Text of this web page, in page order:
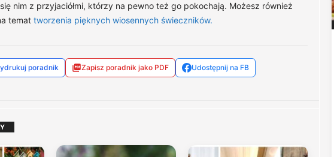
nim z przyjaciółmi, którzy na pewno też go pokochają. Możesz również
temat tworzenia pięknych wiosennych świeczników.
poradnik Zapisz poradnik jako PDF Udostępnij na FB